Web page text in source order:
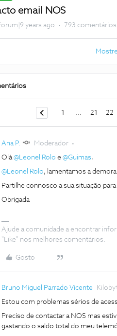
email NOS
years ago 793 comentários
1 ... 21 22
Ana P. Moderador
Olá@Leonel Rolo e @Guimas,
@Leonel Rolo, lamentamos a
Partilhe connosco a sua situação
Obrigada
Ajude a comunidade a encontrar
"Like" nos melhores comentários.
Gosto
Bruno Miguel Parrado Vicente
Estou com problemas sérios de
Preciso de contactar a NOS mas
gastando o saldo total do meu